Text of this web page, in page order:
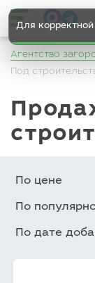
Для
Агентство
Под
Продажа участков под
По цене
По
По дате